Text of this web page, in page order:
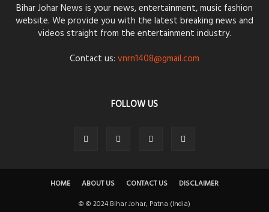
Bihar Johar News is your news, entertainment, music fashion
website. We provide you with the latest breaking news and
videos straight from the entertainment industry.
Contact us: vnrn1408@gmail.com
FOLLOW US
HOME ABOUT US CONTACT US
DISCLAIMER
© © 2024 Bihar Johar, Patna (India)